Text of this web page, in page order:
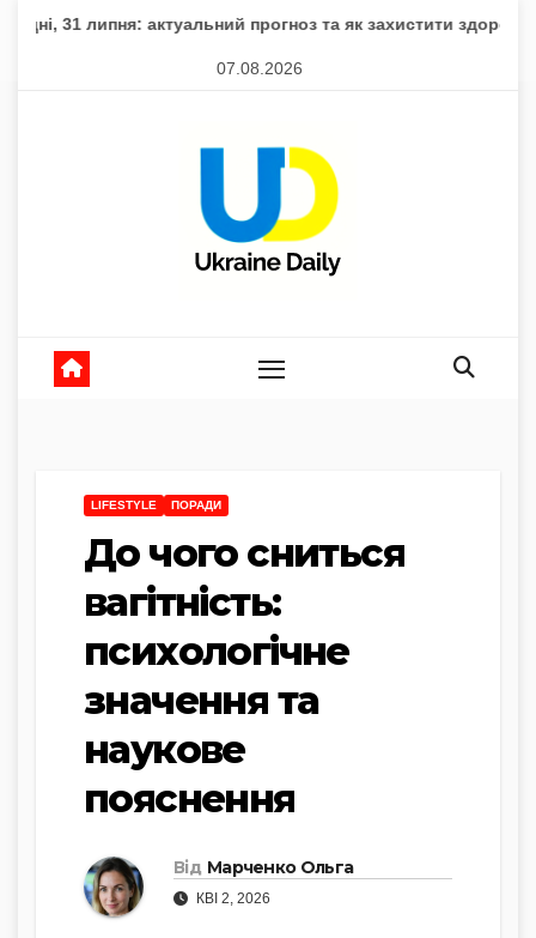
актуальний прогноз та як захистити здоров’я Втрати
07.08.2026
LIFESTYLE ПОРАДИ
До чого сниться
вагітність:
психологічне
значення та
наукове
пояснення
Від Марченко Ольга
КВІ 2, 2026